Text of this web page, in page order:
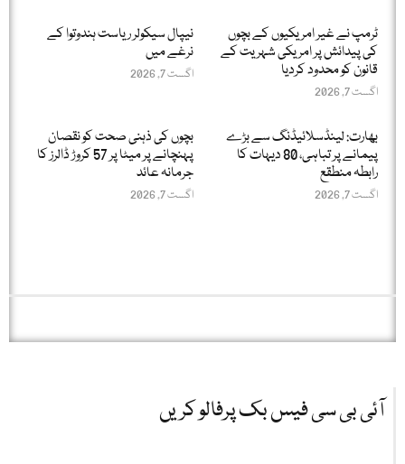
ٹرمپ نے غیر امریکیوں کے بچوں
کی پیدائش پر امریکی شہریت کے
قانون کو محدود کردیا
اگست 7, 2026
نیپال سیکولر ریاست ہندوتوا کے
نرغے میں
اگست 7, 2026
بھارت: لینڈسلائیڈنگ سے بڑے
پیمانے پر تباہی، 80 دیہات کا
رابطہ منطقع
اگست 7, 2026
بچوں کی ذہنی صحت کو نقصان
پہنچانے پر میٹا پر 57 کروڑ ڈالرز کا
جرمانہ عائد
اگست 7, 2026
آئی بی سی فیس بک پرفالو کریں